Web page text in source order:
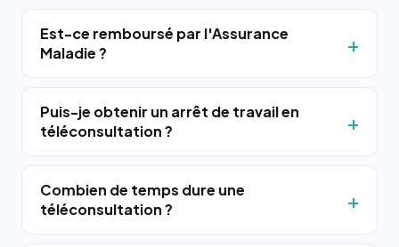
Est-ce remboursé par l'Assurance
Maladie ?
Puis-je obtenir un arrêt de travail en
téléconsultation ?
Combien de temps dure une
téléconsultation ?